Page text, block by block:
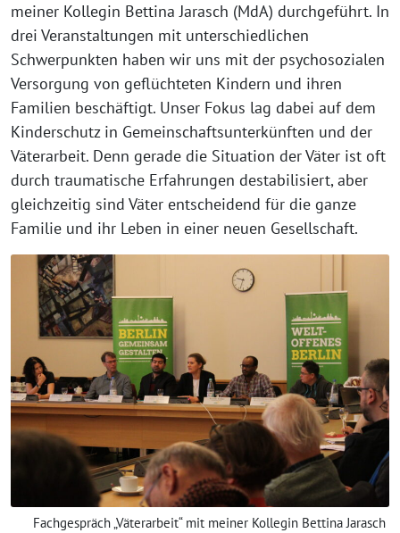
meiner Kollegin Bettina Jarasch (MdA) durchgeführt. In
drei Veranstaltungen mit unterschiedlichen
Schwerpunkten haben wir uns mit der psychosozialen
Versorgung von geflüchteten Kindern und ihren
Familien beschäftigt. Unser Fokus lag dabei auf dem
Kinderschutz in Gemeinschaftsunterkünften und der
Väterarbeit. Denn gerade die Situation der Väter ist oft
durch traumatische Erfahrungen destabilisiert, aber
gleichzeitig sind Väter entscheidend für die ganze
Familie und ihr Leben in einer neuen Gesellschaft.
Fachgespräch „Väterarbeit“ mit meiner Kollegin Bettina Jarasch